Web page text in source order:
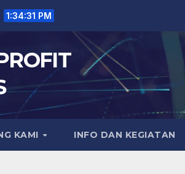
1:34:32 PM
KAMI INFO DAN KEGIATAN